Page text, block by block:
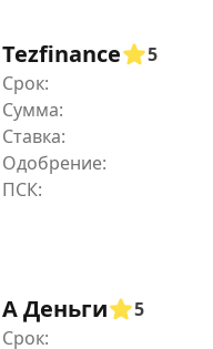
Tezfinance
5
Срок:
Сумма:
Ставка:
Одобрение:
А Деньги
5
Срок: